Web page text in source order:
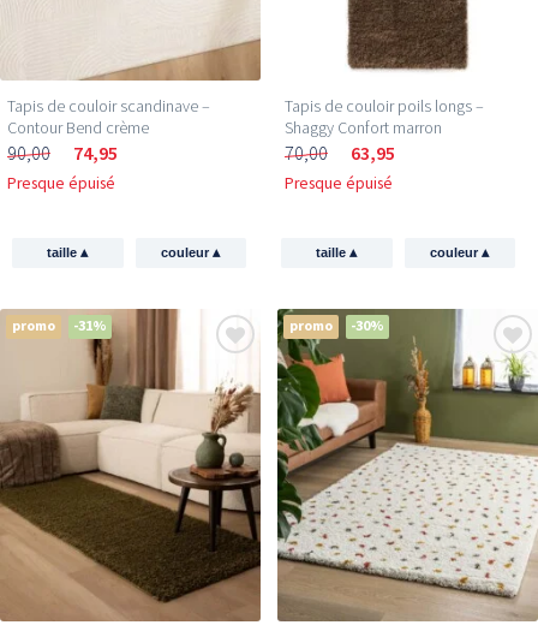
Tapis de couloir scandinave –
Contour Bend crème
90,00 74,95
Presque épuisé
taille▴ couleur▴
Tapis de couloir poils longs –
Shaggy Confort marron
70,00 63,95
Presque épuisé
taille▴ couleur▴
promo -31% promo -30%